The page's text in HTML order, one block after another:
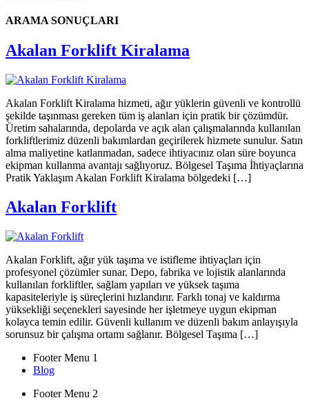
ARAMA SONUÇLARI
Akalan Forklift Kiralama
Akalan Forklift Kiralama hizmeti, ağır yüklerin güvenli ve kontrollü
şekilde taşınması gereken tüm iş alanları için pratik bir çözümdür.
Üretim sahalarında, depolarda ve açık alan çalışmalarında kullanılan
forkliftlerimiz düzenli bakımlardan geçirilerek hizmete sunulur. Satın
alma maliyetine katlanmadan, sadece ihtiyacınız olan süre boyunca
ekipman kullanma avantajı sağlıyoruz. Bölgesel Taşıma İhtiyaçlarına
Pratik Yaklaşım Akalan Forklift Kiralama bölgedeki […]
Akalan Forklift
Akalan Forklift, ağır yük taşıma ve istifleme ihtiyaçları için
profesyonel çözümler sunar. Depo, fabrika ve lojistik alanlarında
kullanılan forkliftler, sağlam yapıları ve yüksek taşıma
kapasiteleriyle iş süreçlerini hızlandırır. Farklı tonaj ve kaldırma
yüksekliği seçenekleri sayesinde her işletmeye uygun ekipman
kolayca temin edilir. Güvenli kullanım ve düzenli bakım anlayışıyla
sorunsuz bir çalışma ortamı sağlanır. Bölgesel Taşıma […]
Footer Menu 1
Blog
Footer Menu 2